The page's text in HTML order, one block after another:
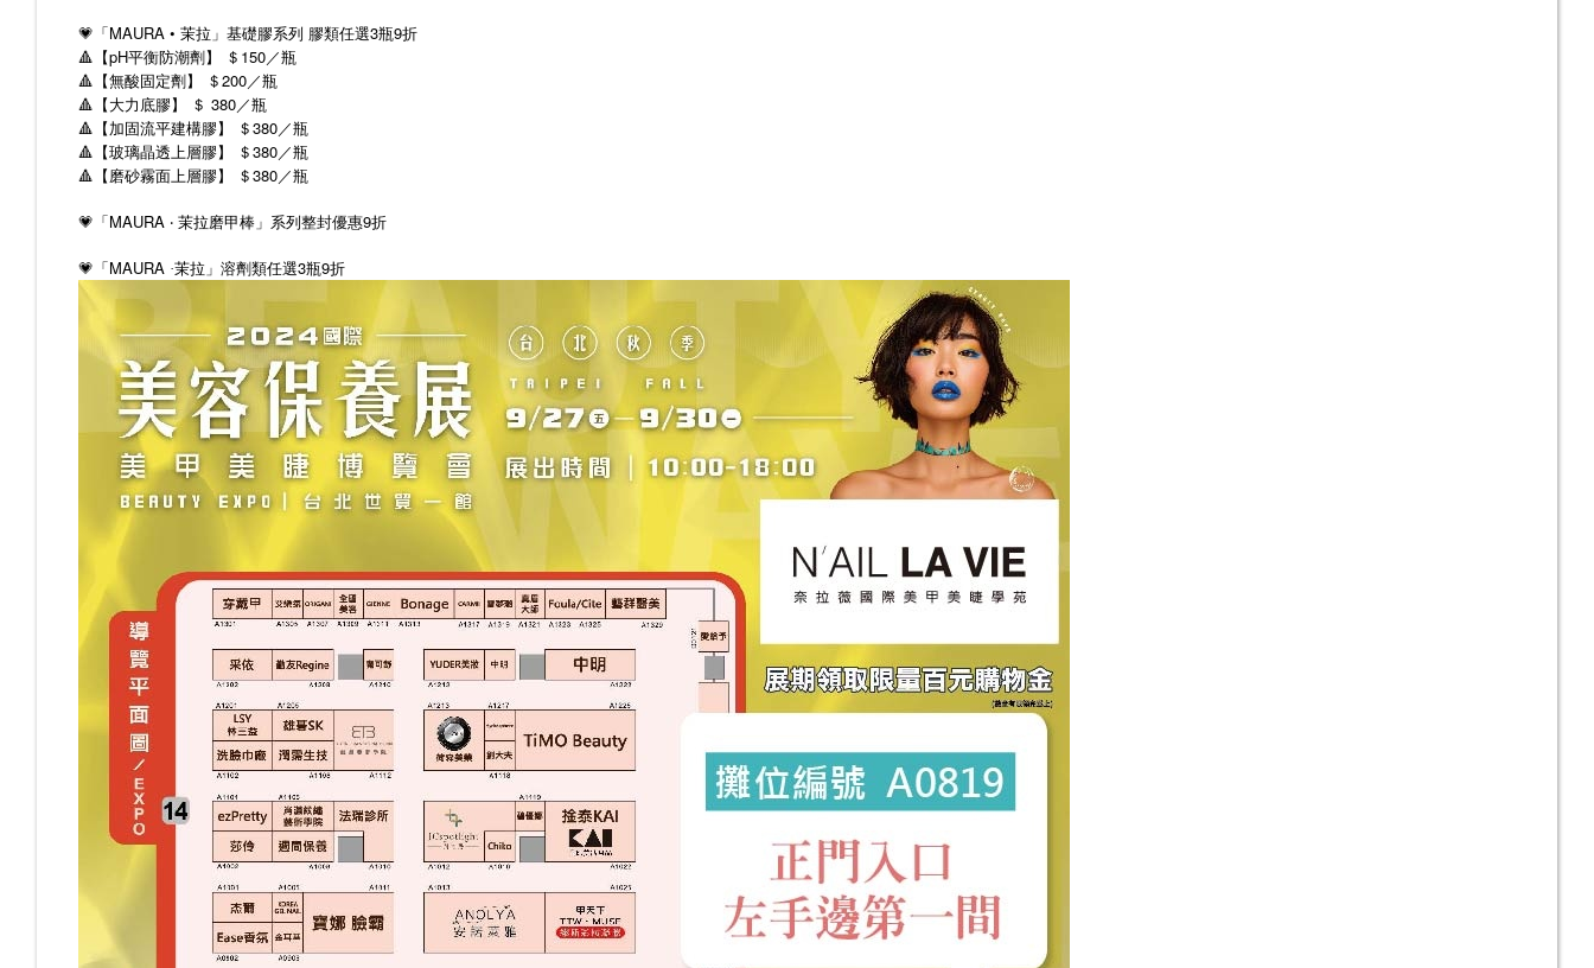
💗「MAURA • 茉拉」基礎膠系列 膠類任選3瓶9折
🔺️【pH平衡防潮劑】 ＄150／瓶
🔺️【無酸固定劑】 ＄200／瓶
🔺️【大力底膠】 ＄ 380／瓶
🔺️【加固流平建構膠】 ＄380／瓶
🔺️【玻璃晶透上層膠】 ＄380／瓶
🔺️【磨砂霧面上層膠】 ＄380／瓶
💗「MAURA ‧ 茉拉磨甲棒」系列整封優惠9折
💗 「 MAURA ·茉拉」溶劑類任選3瓶9折